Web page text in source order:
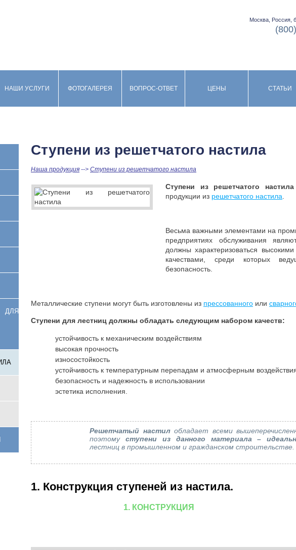
Москва, Россия,
(800)
НАШИ УСЛУГИ ФОТОГАЛЕРЕЯ ВОПРОС-ОТВЕТ ЦЕНЫ СТАТЬИ
Ступени из решетчатого настила
Наша продукция --> Ступени из решетчатого настила
Ступени из решетчатого настила
продукции из решетчатого настила
Весьма важными элементами на
предприятиях обслуживания
должны характеризоваться
качествами, среди которых
безопасность.
Металлические ступени могут быть изготовлены из прессованного или
Ступени для лестниц должны обладать следующим набором качеств:
устойчивость к механическим воздействиям
высокая прочность
износостойкость
устойчивость к температурным перепадам и атмосферным
безопасность и надежность в использовании
эстетика исполнения.
Решетчатый настилобладает всеми
поэтому ступени из данного материала –
лестниц в промышленном и гражданском строительстве.
1. Конструкция ступеней из настила.
1. КОНСТРУКЦИЯ